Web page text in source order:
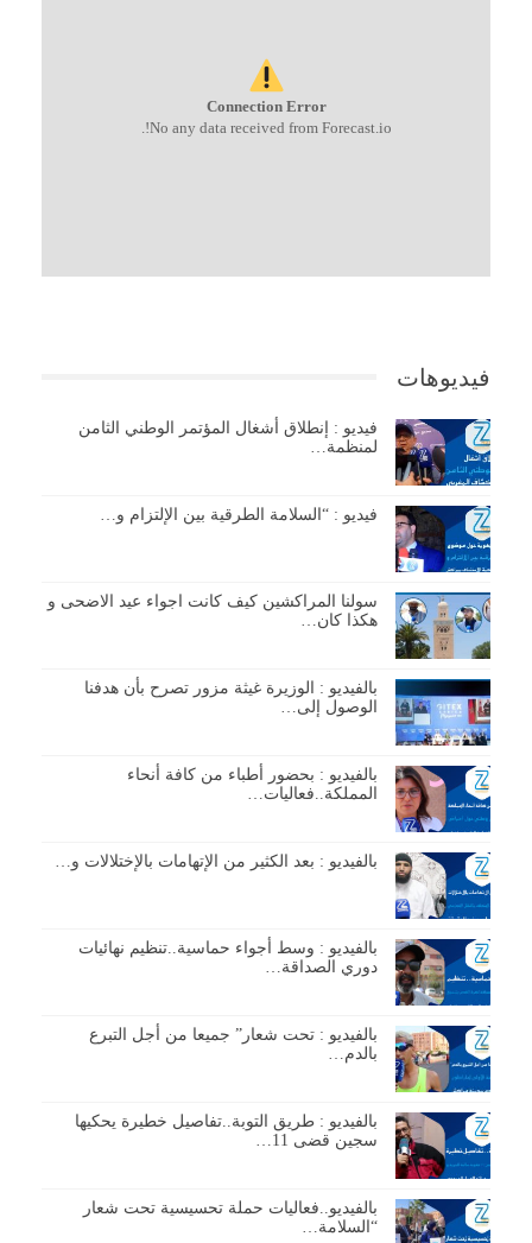
Connection Error
No any data received from Forecast.io!.
فيديوهات
فيديو : إنطلاق أشغال المؤتمر الوطني الثامن
لمنظمة…
فيديو : “السلامة الطرقية بين الإلتزام و…
سولنا المراكشين كيف كانت اجواء عيد الاضحى و
هكذا كان…
بالفيديو : الوزيرة غيثة مزور تصرح بأن هدفنا
الوصول إلى…
بالفيديو : بحضور أطباء من كافة أنحاء
المملكة..فعاليات…
بالفيديو : بعد الكثير من الإتهامات بالإختلالات و…
بالفيديو : وسط أجواء حماسية..تنظيم نهائيات
دوري الصداقة…
بالفيديو : تحت شعار” جميعا من أجل التبرع
بالدم…
بالفيديو : طريق التوبة..تفاصيل خطيرة يحكيها
سجين قضى 11…
بالفيديو..فعاليات حملة تحسيسية تحت شعار
“السلامة…